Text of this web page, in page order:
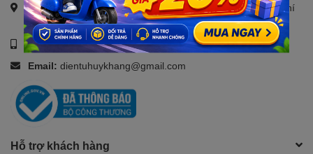
Địa chỉ:21, Đường số 4, KDC Savico, Tam Bình, TP. Hồ Chí
Minh
Số điện thoại:0907088123
Email: dientuhuykhang@gmail.com
Hỗ trợ khách hàng